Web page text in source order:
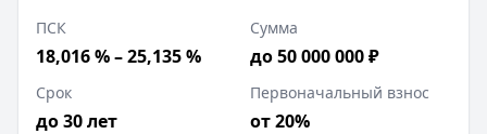
ПСК
18,016 % – 25,135 %
Сумма
до 50 000 000 ₽
Срок
до 30 лет
Первоначальный взнос
от 20%